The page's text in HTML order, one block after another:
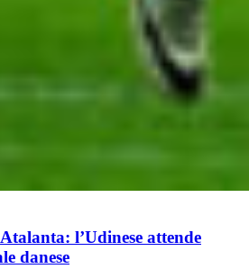
l’Udinese attende
danese